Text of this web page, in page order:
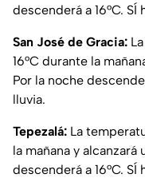
descenderá a 16°C.
San José de Gracia:
16°C durante la
Por la noche
lluvia.
Tepezalá: La
la mañana y alcanzará
descenderá a 16°C.